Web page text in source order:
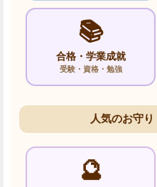
📚
合格・学業成就
受験・資格・勉強
人気のお守
🔮